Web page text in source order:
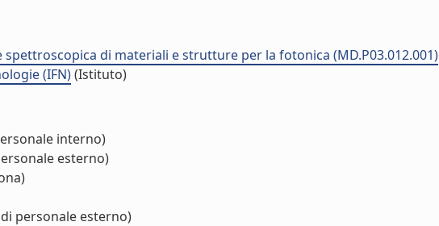
di materiali e strutture per la fotonica (MD.P03.012.001)
(IFN)(Istituto)
interno)
esterno)
personale esterno)